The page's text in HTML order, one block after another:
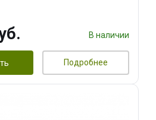
В наличии
Подробнее